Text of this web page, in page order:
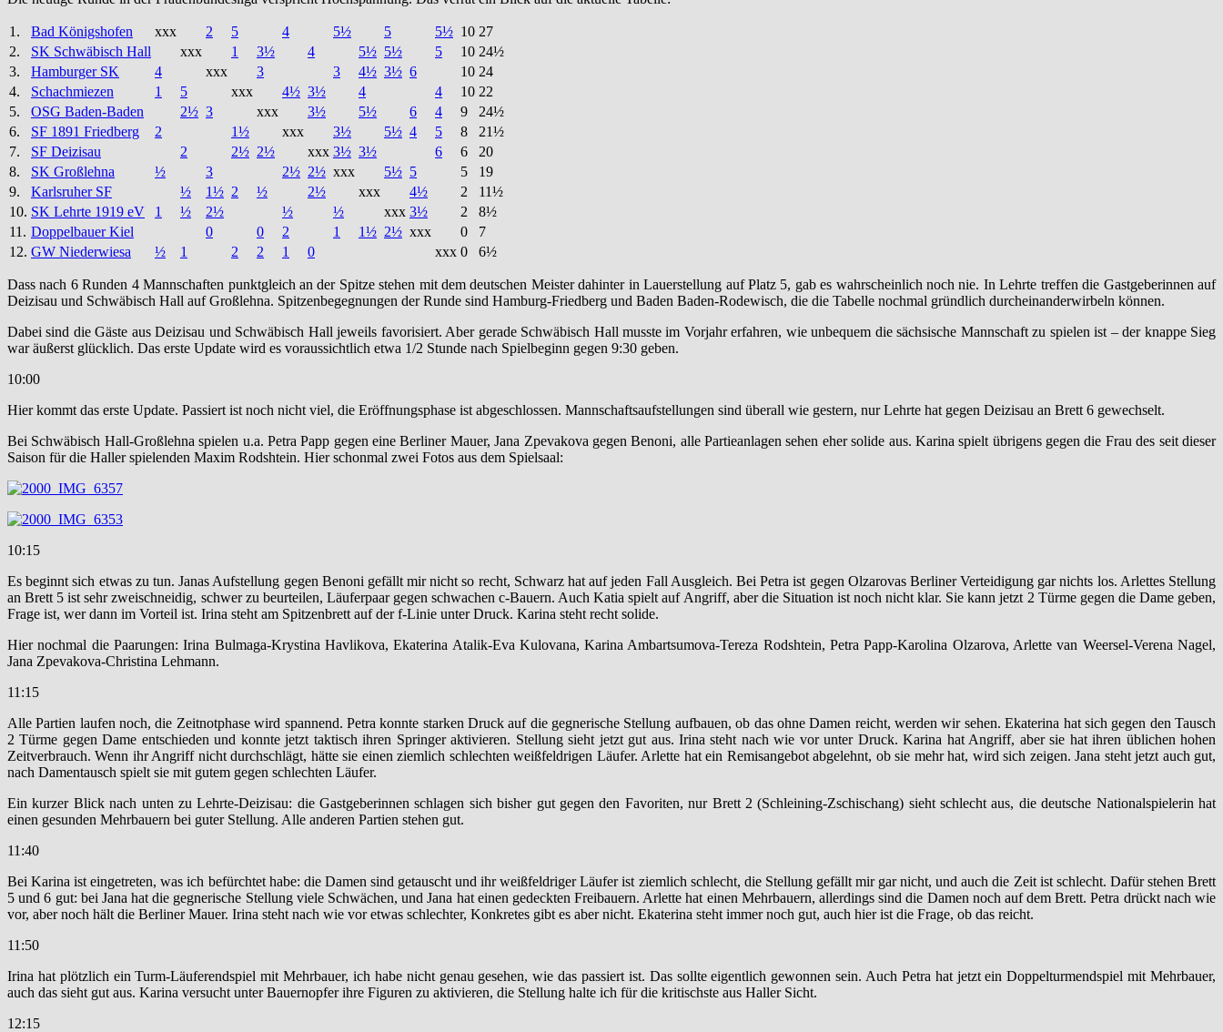
1. Bad Königshofen xxx 2 5 4 5½ 5 5½ 10 27
2.
SK Schwäbisch Hall xxx 1 3½ 4 5½ 5½ 5 10 24½
3.
Hamburger SK 4 xxx 3 3 4½ 3½ 6 10 24
4.
Schachmiezen 1 5 xxx 4½ 3½ 4 4 10 22
5.
OSG Baden-Baden 2½ 3 xxx 3½ 5½ 6 4 9
24½
6.
SF 1891 Friedberg 2 1½ xxx 3½ 5½ 4 5 8
21½
7.
SF Deizisau 2 2½ 2½ xxx 3½ 3½ 6 6
20
8.
SK Großlehna ½ 3 2½ 2½ xxx 5½ 5 5
19
9.
Karlsruher SF ½ 1½ 2 ½ 2½ xxx 4½ 2
11½
10. SK Lehrte 1919 eV 1 ½ 2½ ½ ½ xxx 3½ 2
8½
11. Doppelbauer Kiel 0 0 2 1 1½ 2½ xxx 0
7
12. GW Niederwiesa ½ 1 2 2 1 0 xxx 0 6½
Dass nach 6 Runden 4 Mannschaften punktgleich an der Spitze stehen mit dem deutschen Meister dahinter in Lauerstellung auf Platz 5, gab es wahrscheinlich noch nie. In Lehrte treffen die Gastgeberinnen auf
Deizisau und Schwäbisch Hall auf Großlehna. Spitzenbegegnungen der Runde sind Hamburg-Friedberg und Baden Baden-Rodewisch, die die Tabelle nochmal gründlich durcheinanderwirbeln können.
Dabei sind die Gäste aus Deizisau und Schwäbisch Hall jeweils favorisiert. Aber gerade Schwäbisch Hall musste im Vorjahr erfahren, wie unbequem die sächsische Mannschaft zu spielen ist – der knappe Sieg
war äußerst glücklich. Das erste Update wird es voraussichtlich etwa 1/2 Stunde nach Spielbeginn gegen 9:30 geben.
10:00
Hier kommt das erste Update. Passiert ist noch nicht viel, die Eröffnungsphase ist abgeschlossen. Mannschaftsaufstellungen sind überall wie gestern, nur Lehrte hat gegen Deizisau an Brett 6 gewechselt.
Bei Schwäbisch Hall-Großlehna spielen u.a. Petra Papp gegen eine Berliner Mauer, Jana Zpevakova gegen Benoni, alle Partieanlagen sehen eher solide aus. Karina spielt übrigens gegen die Frau des seit dieser
Saison für die Haller spielenden Maxim Rodshtein. Hier schonmal zwei Fotos aus dem Spielsaal:
10:15
Es beginnt sich etwas zu tun. Janas Aufstellung gegen Benoni gefällt mir nicht so recht, Schwarz hat auf jeden Fall Ausgleich. Bei Petra ist gegen Olzarovas Berliner Verteidigung gar nichts los. Arlettes Stellung
an Brett 5 ist sehr zweischneidig, schwer zu beurteilen, Läuferpaar gegen schwachen c-Bauern. Auch Katia spielt auf Angriff, aber die Situation ist noch nicht klar. Sie kann jetzt 2 Türme gegen die Dame geben,
Frage ist, wer dann im Vorteil ist. Irina steht am Spitzenbrett auf der f-Linie unter Druck. Karina steht recht solide.
Hier nochmal die Paarungen: Irina Bulmaga-Krystina Havlikova, Ekaterina Atalik-Eva Kulovana, Karina Ambartsumova-Tereza Rodshtein, Petra Papp-Karolina Olzarova, Arlette van Weersel-Verena Nagel,
Jana Zpevakova-Christina Lehmann.
11:15
Alle Partien laufen noch, die Zeitnotphase wird spannend. Petra konnte starken Druck auf die gegnerische Stellung aufbauen, ob das ohne Damen reicht, werden wir sehen. Ekaterina hat sich gegen den Tausch
2 Türme gegen Dame entschieden und konnte jetzt taktisch ihren Springer aktivieren. Stellung sieht jetzt gut aus. Irina steht nach wie vor unter Druck. Karina hat Angriff, aber sie hat ihren üblichen hohen
Zeitverbrauch. Wenn ihr Angriff nicht durchschlägt, hätte sie einen ziemlich schlechten weißfeldrigen Läufer. Arlette hat ein Remisangebot abgelehnt, ob sie mehr hat, wird sich zeigen. Jana steht jetzt auch gut,
nach Damentausch spielt sie mit gutem gegen schlechten Läufer.
Ein kurzer Blick nach unten zu Lehrte-Deizisau: die Gastgeberinnen schlagen sich bisher gut gegen den Favoriten, nur Brett 2 (Schleining-Zschischang) sieht schlecht aus, die deutsche Nationalspielerin hat
einen gesunden Mehrbauern bei guter Stellung. Alle anderen Partien stehen gut.
11:40
Bei Karina ist eingetreten, was ich befürchtet habe: die Damen sind getauscht und ihr weißfeldriger Läufer ist ziemlich schlecht, die Stellung gefällt mir gar nicht, und auch die Zeit ist schlecht. Dafür stehen Brett
5 und 6 gut: bei Jana hat die gegnerische Stellung viele Schwächen, und Jana hat einen gedeckten Freibauern. Arlette hat einen Mehrbauern, allerdings sind die Damen noch auf dem Brett. Petra drückt nach wie
vor, aber noch hält die Berliner Mauer. Irina steht nach wie vor etwas schlechter, Konkretes gibt es aber nicht. Ekaterina steht immer noch gut, auch hier ist die Frage, ob das reicht.
11:50
Irina hat plötzlich ein Turm-Läuferendspiel mit Mehrbauer, ich habe nicht genau gesehen, wie das passiert ist. Das sollte eigentlich gewonnen sein. Auch Petra hat jetzt ein Doppelturmendspiel mit Mehrbauer,
auch das sieht gut aus. Karina versucht unter Bauernopfer ihre Figuren zu aktivieren, die Stellung halte ich für die kritischste aus Haller Sicht.
12:15